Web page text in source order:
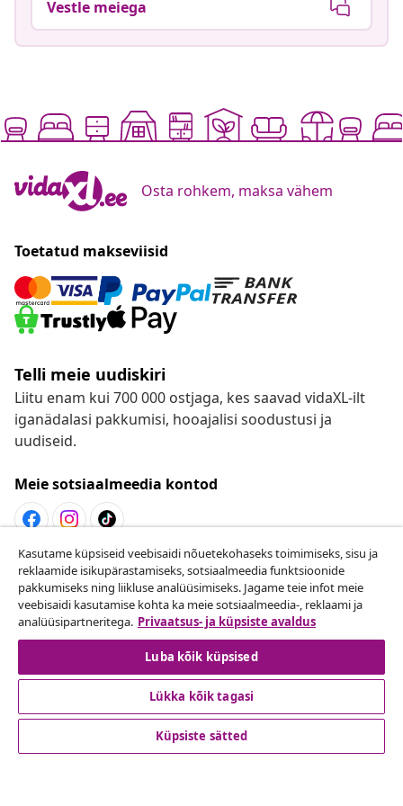
Vestle meiega
Osta rohkem, maksa vähem
Toetatud makseviisid
Telli meie uudiskiri
Liitu enam kui 700 000 ostjaga, kes saavad vidaXL-ilt
iganädalasi pakkumisi, hooajalisi soodustusi ja
uudiseid.
Meie sotsiaalmeedia kontod
Lepingust taganemine
Esita oma tellimuse kohta tagastamissoov.
Lepingust taganemine
Klienditeenindus
Kasutame küpsiseid veebisaidi nõuetekohaseks toimimiseks, sisu ja
reklaamide isikupärastamiseks, sotsiaalmeedia funktsioonide
pakkumiseks ning liikluse analüüsimiseks. Jagame teie infot meie
veebisaidi kasutamise kohta ka meie sotsiaalmeedia-, reklaami ja
analüüsipartneritega. Privaatsus- ja küpsiste avaldus
Luba kõik küpsised
Lükka kõik tagasi
Küpsiste sätted